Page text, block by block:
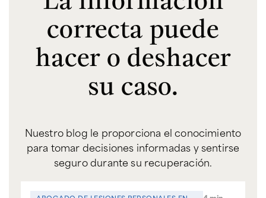
correcta puede
hacer o deshacer
su caso.
Nuestro blog le proporciona el conocimiento
para tomar decisiones informadas y sentirse
seguro durante su recuperación.